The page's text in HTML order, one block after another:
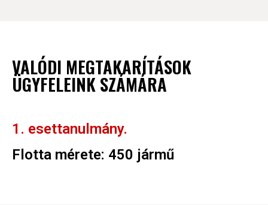
VALÓDI MEGTAKARÍTÁSOK
ÜGYFELEINK SZÁMÁRA
1. esettanulmány.
Flotta mérete: 450 jármű